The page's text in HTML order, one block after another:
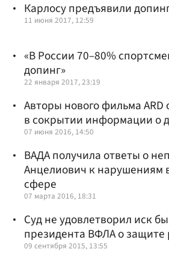
Карлосу предъявили
11 июня 2017, 12:59
«В России 70–80%
допинг»
22 января 2017, 23:19
Авторы нового фильма
в сокрытии информации о
07 июня 2016, 14:50
ВАДА получила ответы о
Анцелиович к нарушениям
сфере
07 марта 2016, 18:31
Суд не удовлетворил иск
президента ВФЛА о защите
09 сентября 2015, 13:55